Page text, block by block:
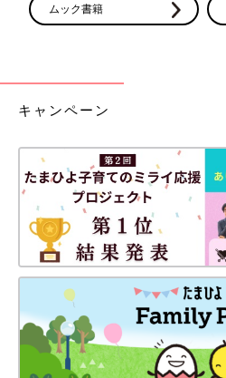
ムック書籍
キャンペーン